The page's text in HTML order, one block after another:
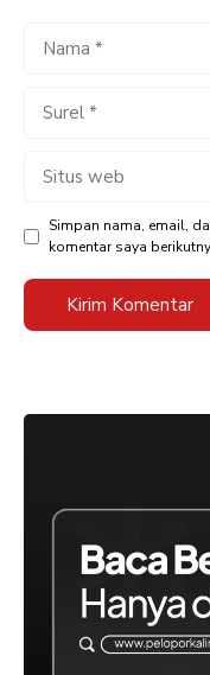
Nama
Surel
Situs
Simpan nama, email,
komentar saya